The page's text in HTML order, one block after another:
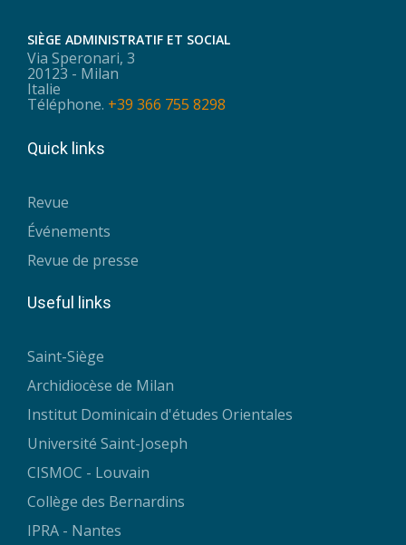
SIÈGE ADMINISTRATIF ET SOCIAL
Via Speronari, 3
20123 - Milan
Italie
Téléphone. +39 366 755 8298
Quick links
Revue
Événements
Revue de presse
Useful links
Saint-Siège
Archidiocèse de Milan
Institut Dominicain d'études Orientales
Université Saint-Joseph
CISMOC - Louvain
Collège des Bernardins
IPRA - Nantes